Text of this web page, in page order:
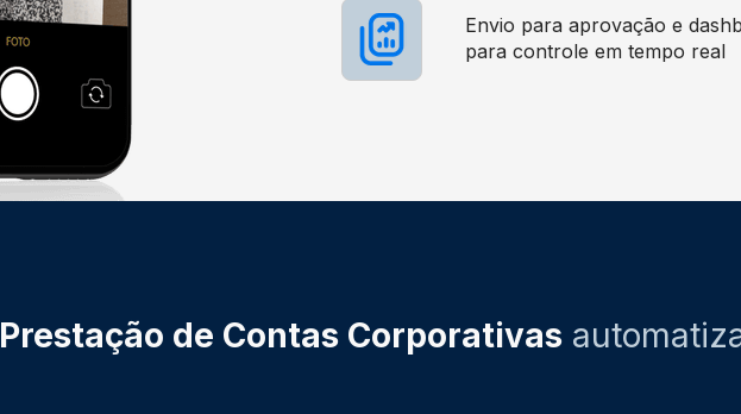
Envio para aprovação e
para controle em tempo real
Prestação de Contas Corporativas